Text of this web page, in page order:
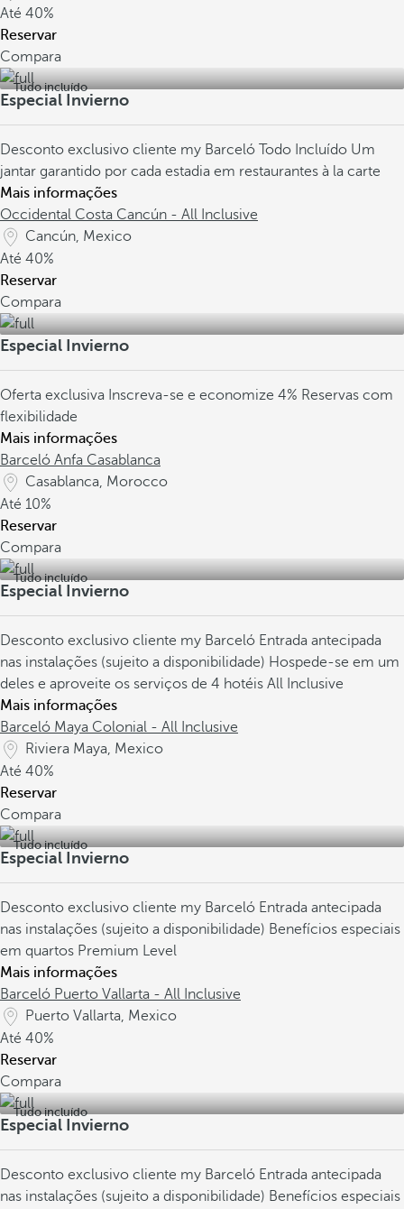
Até 40%
Reservar
Compara
Tudo incluído
Especial Invierno
Desconto exclusivo cliente my Barceló Todo Incluído Um
jantar garantido por cada estadia em restaurantes à la carte
Mais informações
Occidental Costa Cancún - All Inclusive
Cancún, Mexico
Até 40%
Reservar
Compara
Especial Invierno
Oferta exclusiva Inscreva-se e economize 4% Reservas com
flexibilidade
Mais informações
Barceló Anfa Casablanca
Casablanca, Morocco
Até 10%
Reservar
Compara
Tudo incluído
Especial Invierno
Desconto exclusivo cliente my Barceló Entrada antecipada
nas instalações (sujeito a disponibilidade) Hospede-se em um
deles e aproveite os serviços de 4 hotéis All Inclusive
Mais informações
Barceló Maya Colonial - All Inclusive
Riviera Maya, Mexico
Até 40%
Reservar
Compara
Tudo incluído
Especial Invierno
Desconto exclusivo cliente my Barceló Entrada antecipada
nas instalações (sujeito a disponibilidade) Benefícios especiais
em quartos Premium Level
Mais informações
Barceló Puerto Vallarta - All Inclusive
Puerto Vallarta, Mexico
Até 40%
Reservar
Compara
Tudo incluído
Especial Invierno
Desconto exclusivo cliente my Barceló Entrada antecipada
nas instalações (sujeito a disponibilidade) Benefícios especiais